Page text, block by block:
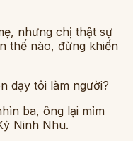
nhưng chị thật sự
thế nào, đừng khiến
dạy tôi làm người?
ba, ông lại mỉm
Ninh Nhu.